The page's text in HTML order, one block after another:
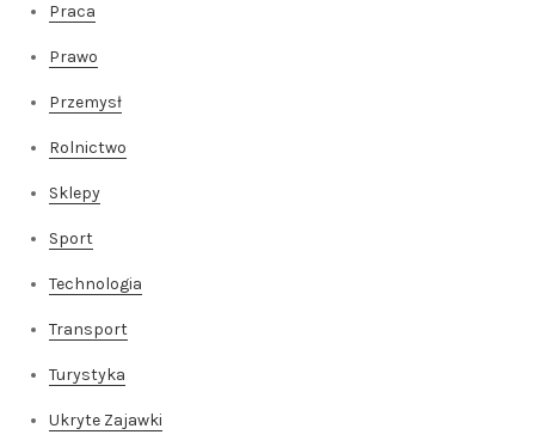
Praca
Prawo
Przemysł
Rolnictwo
Sklepy
Sport
Technologia
Transport
Turystyka
Ukryte Zajawki